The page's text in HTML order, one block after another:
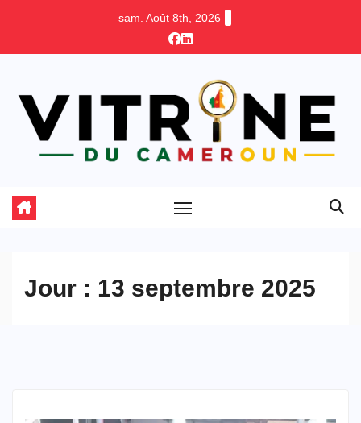
sam. Août 8th, 2026
Jour : 13 septembre 2025